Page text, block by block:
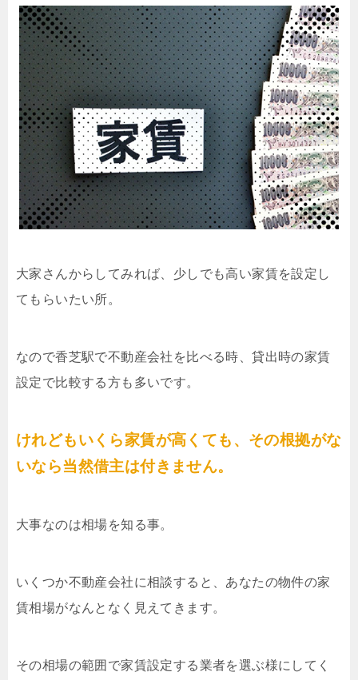
大家さんからしてみれば、少しでも高い家賃を設定し
てもらいたい所。
なので香芝駅で不動産会社を比べる時、貸出時の家賃
設定で比較する方も多いです。
けれどもいくら家賃が高くても、その根拠がな
いなら当然借主は付きません。
大事なのは相場を知る事。
いくつか不動産会社に相談すると、あなたの物件の家
賃相場がなんとなく見えてきます。
その相場の範囲で家賃設定する業者を選ぶ様にしてく